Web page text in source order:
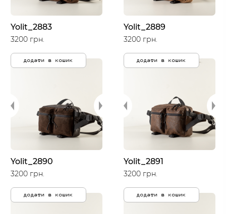
Yolit_2883
3200 грн.
додати в кошик
Yolit_2889
3200 грн.
додати в кошик
Yolit_2890
3200 грн.
додати в кошик
Yolit_2891
3200 грн.
додати в кошик